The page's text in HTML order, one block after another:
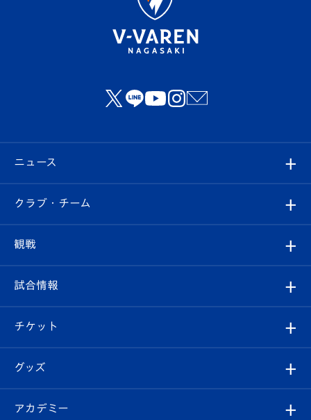
ニュース
すべて
クラブ
試合情報
チケット
イベント
クラブ・チーム
クラブ概要
エンブレム紹介
スタッフプロフィール
観戦
観戦ルール
はじめての観戦ガイド
Revive Team
試合情報
試合日程/結果
フォトギャラリー
チケット
チケット
グッズ
オンラインショップ
アカデミー